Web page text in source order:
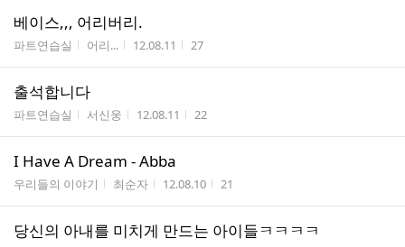
베이스,,, 어리버리.
게시판명
파트연습실 작성자
어리... 작성시간
12.08.11 조회수
27
출석합니다
게시판명
파트연습실 작성자
서신웅 작성시간
12.08.11 조회수
22
I Have A Dream - Abba
게시판명
우리들의 이야기 작성자
최순자 작성시간
12.08.10 조회수
21
당신의 아내를 미치게 만드는 아이들ㅋㅋㅋㅋ